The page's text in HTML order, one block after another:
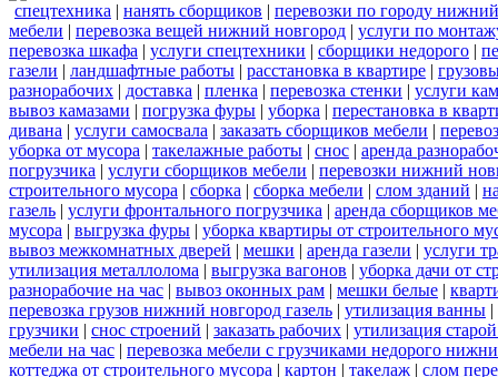
спецтехника | нанять сборщиков | перевозки по городу
мебели | перевозка вещей нижний новгород | услуги по
перевозка шкафа | услуги спецтехники | сборщики недорого |
газели | ландшафтные работы | расстановка в квартире |
разнорабочих | доставка | пленка | перевозка стенки | услуги
вывоз камазами | погрузка фуры | уборка | перестановка в
дивана | услуги самосвала | заказать сборщиков мебели |
уборка от мусора | такелажные работы | снос | аренда
погрузчика | услуги сборщиков мебели | перевозки нижний
строительного мусора | сборка | сборка мебели | слом зданий |
газель | услуги фронтального погрузчика | аренда сборщиков
мусора | выгрузка фуры | уборка квартиры от строительного
вывоз межкомнатных дверей | мешки | аренда газели | услуги
утилизация металлолома | выгрузка вагонов | уборка дачи от
разнорабочие на час | вывоз оконных рам | мешки белые |
перевозка грузов нижний новгород газель | утилизация ванны |
грузчики | снос строений | заказать рабочих | утилизация
мебели на час | перевозка мебели с грузчиками недорого
коттеджа от строительного мусора | картон | такелаж | слом